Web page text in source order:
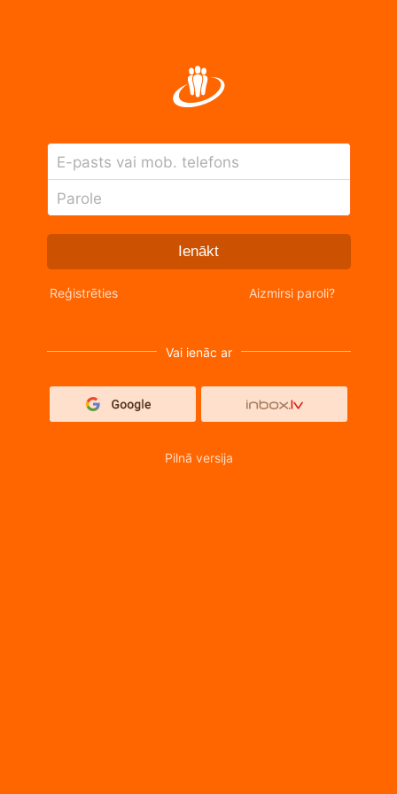
E-pasts vai mob. telefons
Parole
Ienākt
Reģistrēties Aizmirsi paroli?
Vai ienāc ar
Pilnā versija